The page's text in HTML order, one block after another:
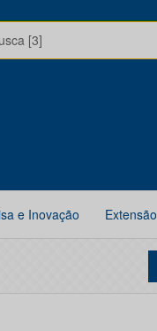
[3]
e Inovação Extensão